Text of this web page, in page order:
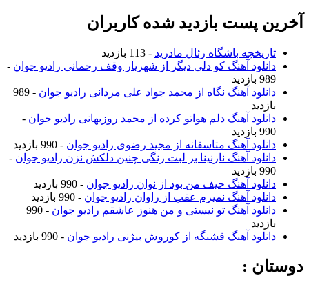
پست بازدید شده کاربران
باشگاه رئال مادرید- 113 بازدید
آهنگ کو دلی دیگر از شهریار وقف رحمانی رادیو جوان -
آهنگ نگاه از محمد جواد علی مردانی رادیو جوان
- 989
آهنگ دلم هواتو کرده از محمد روزبهانی رادیو جوان -
آهنگ متاسفانه از مجید رضوی رادیو جوان - 990 بازدید
آهنگ نازنینا بر لبت رنگی چنین دلکش نزن رادیو جوان -
آهنگ حیف من بود از نوان رادیو جوان - 990 بازدید
آهنگ نمیرم عقب از راوان رادیو جوان - 990 بازدید
آهنگ تو نیستی و من هنوز عاشقم رادیو جوان
- 990
آهنگ قشنگه از کوروش بیژنی رادیو جوان - 990 بازدید
: